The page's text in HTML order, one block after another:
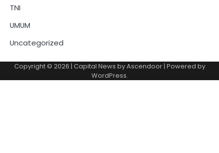
TNI
UMUM
Uncategorized
Copyright © 2026 | Capital News byAscendoor| Powered by
WordPress.